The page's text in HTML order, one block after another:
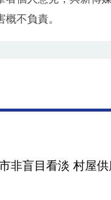
不負責。
非盲目看淡 村屋